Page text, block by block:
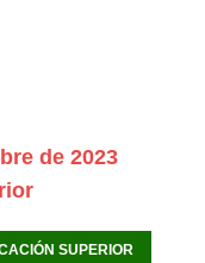
de 2023
SUPERIOR